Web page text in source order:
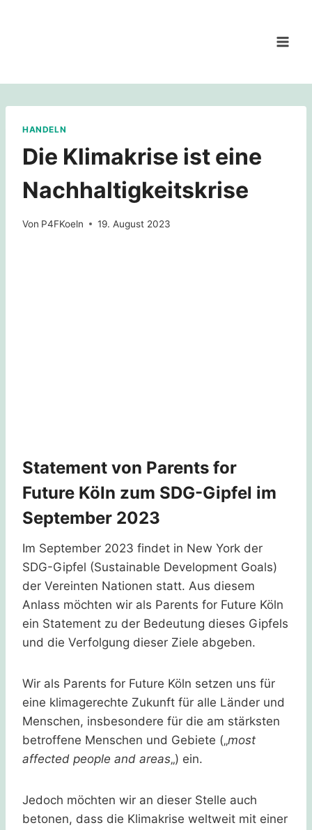
HANDELN
Die Klimakrise ist eine
Nachhaltigkeitskrise
Von P4FKoeln 19. August 2023
Statement von Parents for
Future Köln zum SDG-Gipfel im
September 2023
Im September 2023 findet in New York der
SDG-Gipfel (Sustainable Development Goals)
der Vereinten Nationen statt. Aus diesem
Anlass möchten wir als Parents for Future Köln
ein Statement zu der Bedeutung dieses Gipfels
und die Verfolgung dieser Ziele abgeben.
Wir als Parents for Future Köln setzen uns für
eine klimagerechte Zukunft für alle Länder und
Menschen, insbesondere für die am stärksten
betroffene Menschen und Gebiete („most
affected people and areas„) ein.
Jedoch möchten wir an dieser Stelle auch
betonen, dass die Klimakrise weltweit mit einer